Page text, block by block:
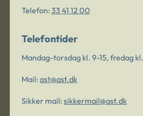
Telefon: 33 41 12 00
Telefontider
Mandag-torsdag kl. 9-15, fredag
Mail: ast@ast.dk
Sikker mail: sikkermail@ast.dk